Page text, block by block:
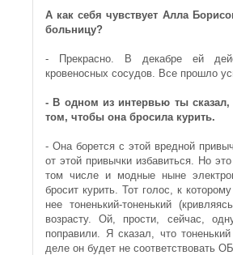
А как себя чувствует Алла
больницу?
- Прекрасно. В декабре ей
кровеносных сосудов. Все прошло
- В одном из интервью ты сказал,
том, чтобы она бросила курить.
- Она борется с этой вредной
от этой привычки избавиться. Но
том числе и модные ныне
бросит курить. Тот голос, к
нее тоненький-тоненький
возрасту. Ой, прости, сейчас,
поправили. Я сказал, что
деле он будет не соответствовать